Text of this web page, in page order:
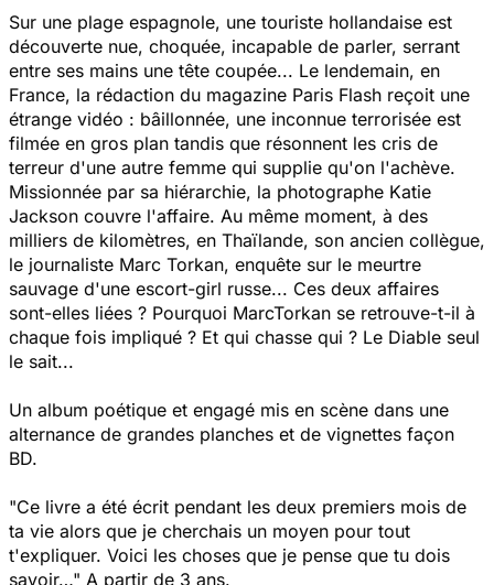
Sur une plage espagnole, une touriste hollandaise est
découverte nue, choquée, incapable de parler, serrant
entre ses mains une tête coupée... Le lendemain, en
France, la rédaction du magazine Paris Flash reçoit une
étrange vidéo : bâillonnée, une inconnue terrorisée est
filmée en gros plan tandis que résonnent les cris de
terreur d'une autre femme qui supplie qu'on l'achève.
Missionnée par sa hiérarchie, la photographe Katie
Jackson couvre l'affaire. Au même moment, à des
milliers de kilomètres, en Thaïlande, son ancien collègue,
le journaliste Marc Torkan, enquête sur le meurtre
sauvage d'une escort-girl russe... Ces deux affaires
sont-elles liées ? Pourquoi MarcTorkan se retrouve-t-il à
chaque fois impliqué ? Et qui chasse qui ? Le Diable seul
le sait...
Un album poétique et engagé mis en scène dans une
alternance de grandes planches et de vignettes façon
BD.
"Ce livre a été écrit pendant les deux premiers mois de
ta vie alors que je cherchais un moyen pour tout
t'expliquer. Voici les choses que je pense que tu dois
savoir…" A partir de 3 ans.